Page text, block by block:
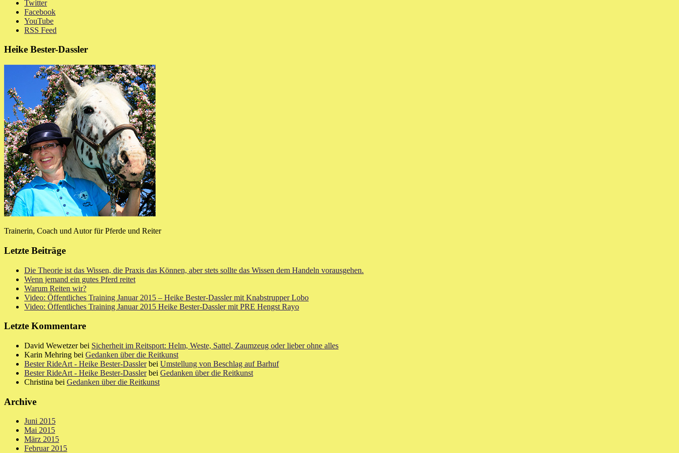
Twitter
Facebook
YouTube
RSS Feed
Heike Bester-Dassler
Trainerin, Coach und Autor für Pferde und Reiter
Letzte Beiträge
Die Theorie ist das Wissen, die Praxis das Können, aber stets sollte das Wissen dem Handeln vorausgehen.
Wenn jemand ein gutes Pferd reitet
Warum Reiten wir?
Video: Öffentliches Training Januar 2015 – Heike Bester-Dassler mit Knabstrupper Lobo
Video: Öffentliches Training Januar 2015 Heike Bester-Dassler mit PRE Hengst Rayo
Letzte Kommentare
David Wewetzer bei Sicherheit im Reitsport: Helm, Weste, Sattel, Zaumzeug oder lieber ohne alles
Karin Mehring bei Gedanken über die Reitkunst
Bester RideArt - Heike Bester-Dasslerbei Umstellung von Beschlag auf Barhuf
Bester RideArt - Heike Bester-Dasslerbei Gedanken über die Reitkunst
Christina bei Gedanken über die Reitkunst
Archive
Juni 2015
Mai 2015
März 2015
Februar 2015